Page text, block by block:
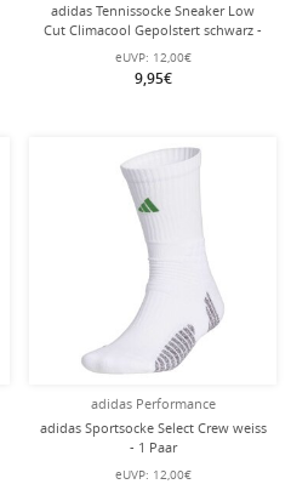
adidas Tennissocke Sneaker Low
Cut Climacool Gepolstert schwarz -
1 Paar
eUVP: 12,00€
9,95€
adidas Performance
adidas Sportsocke Select Crew weiss
- 1 Paar
eUVP: 12,00€